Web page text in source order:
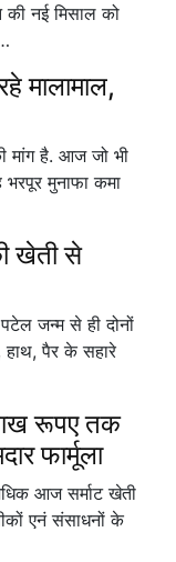
नई मिसाल को
मालामाल,
मांग है. आज जो भी
मुनाफा कमा
खेती से
जन्म से ही दोनों
पैर के सहारे
रूपए तक
फार्मूला
आज सर्माट खेती
एनं संसाधनों के